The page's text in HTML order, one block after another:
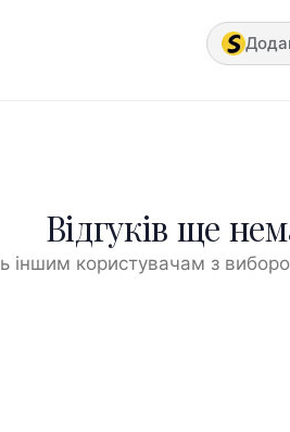
Відгуків ще
іншим користувачам з